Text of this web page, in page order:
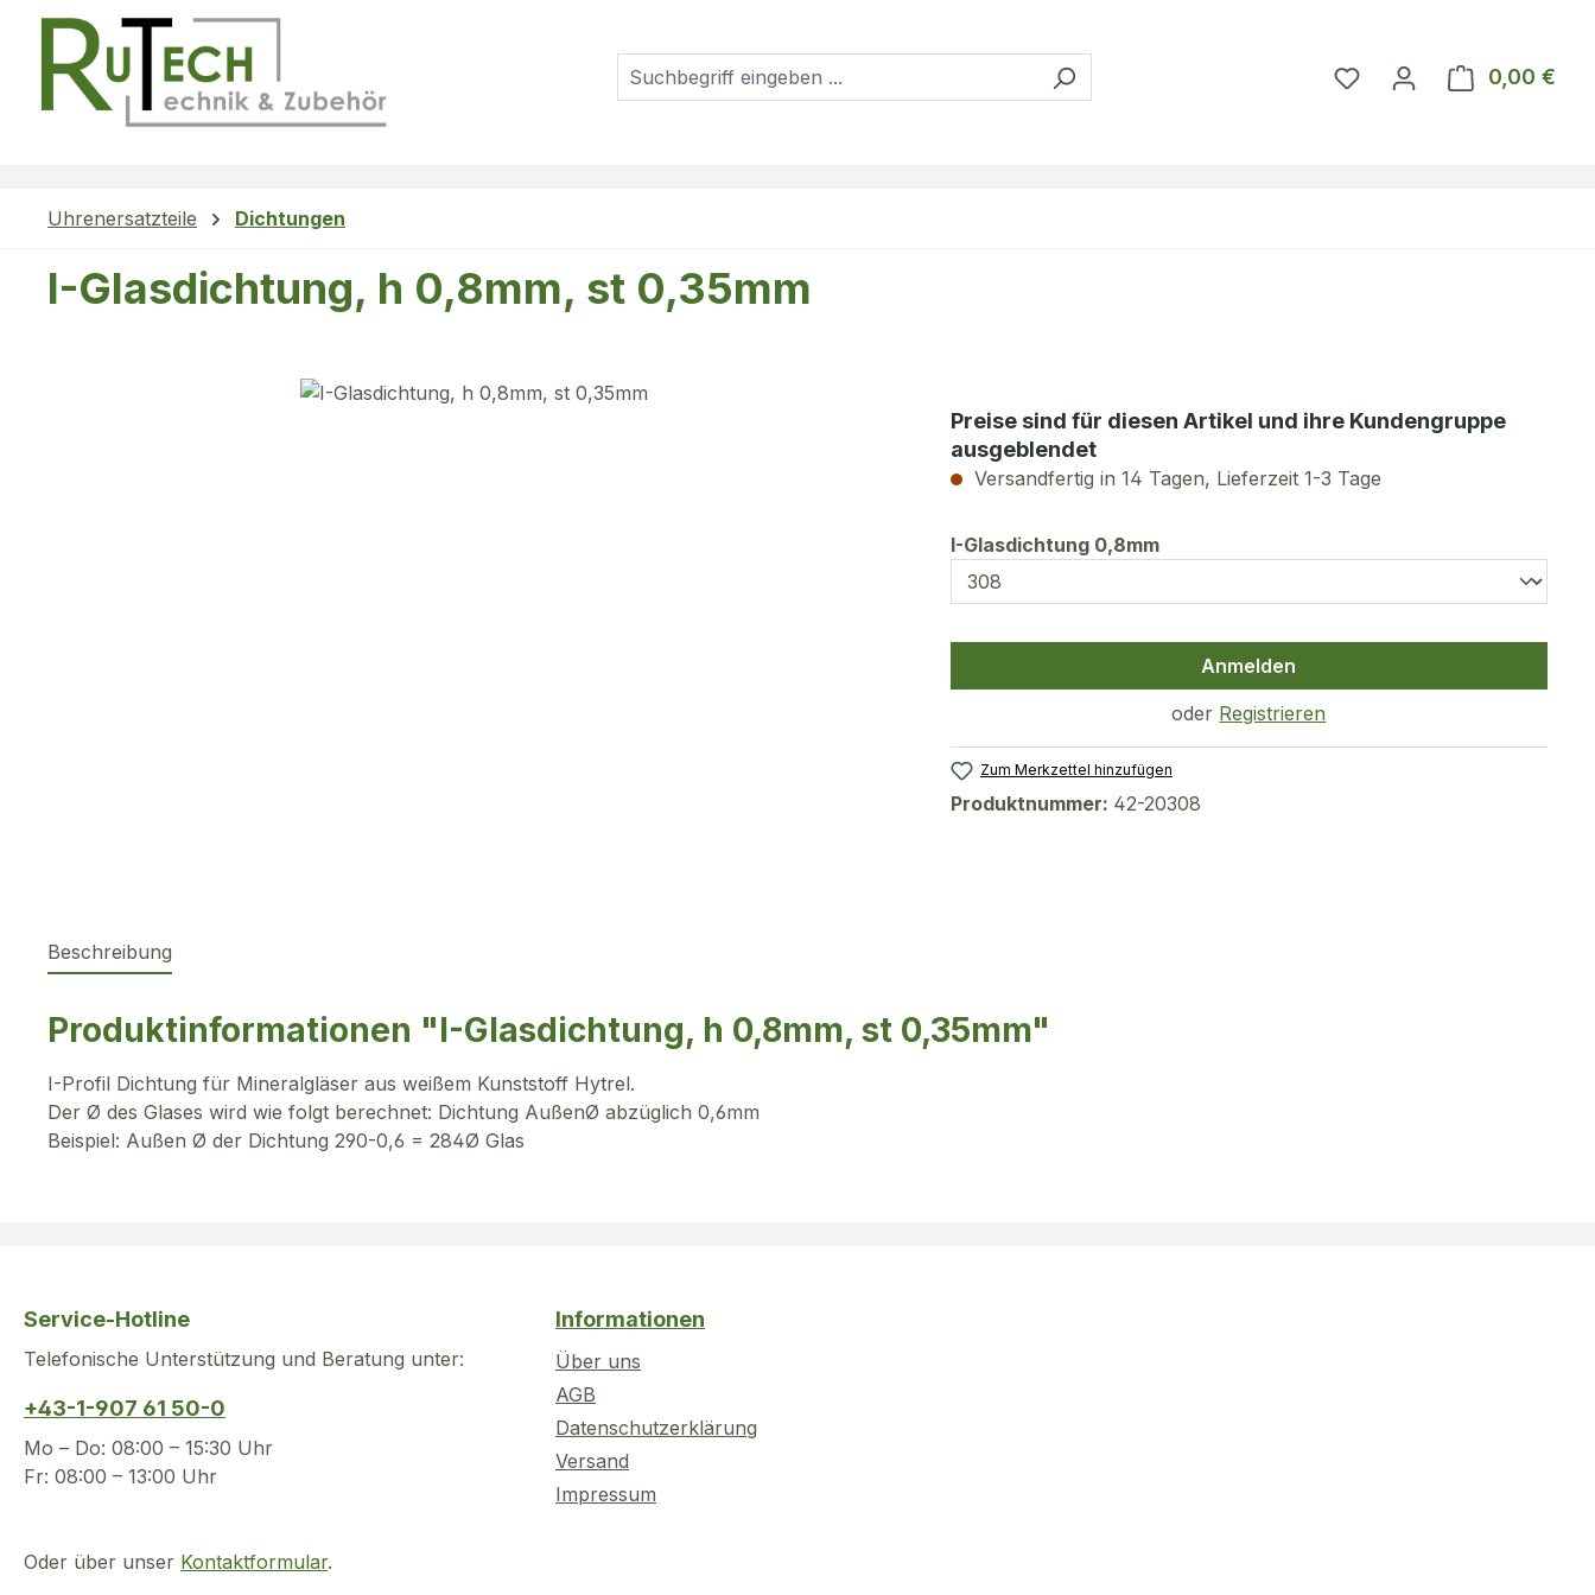
Hauptinhalt springen
Zur Suche springen
Zur Hauptnavigation springen
Du hast 0 Produkte auf
0,00 €
Uhrenersatzteile Dichtungen
I-Glasdichtung, h 0,8mm, st 0,35mm
Preise sind für diesen Artikel und ihre Kundengruppe
ausgeblendet
Versandfertig in 14 Tagen, Lieferzeit 1-3 Tage
I-Glasdichtung 0,8mmauswählen
Anmelden
oder Registrieren
Zum Merkzettel hinzufügen
Produktnummer: 42-20308
Beschreibung
Produktinformationen "I-Glasdichtung, h 0,8mm, st 0,35mm"
I-Profil Dichtung für Mineralgläser aus weißem Kunststoff Hytrel.
Der Ø des Glases wird wie folgt berechnet: Dichtung AußenØ abzüglich 0,6mm
Beispiel: Außen Ø der Dichtung 290-0,6 = 284Ø Glas
Service-Hotline
Telefonische Unterstützung und Beratung unter:
+43-1-907 61 50-0
Mo – Do: 08:00 – 15:30 Uhr
Fr: 08:00 – 13:00 Uhr
Oder über unser Kontaktformular.
Informationen
Über uns
AGB
Datenschutzerklärung
Versand
Impressum